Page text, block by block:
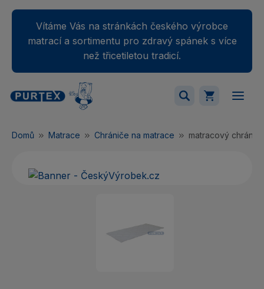
Vítáme Vás na stránkách českého výrobce
matrací a sortimentu pro zdravý spánek s více
než třicetiletou tradicí.
Váš nákupný košík je momentálne prázdny.
Domů Matrace Chrániče na matrace matracový chránič